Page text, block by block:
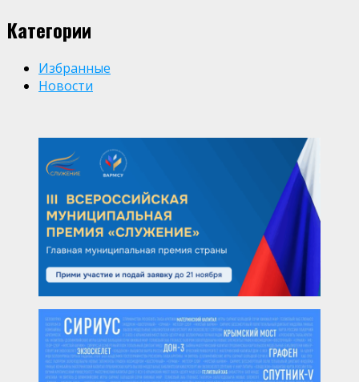
Категории
Избранные
Новости